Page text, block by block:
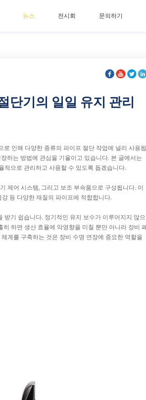
뉴스 전시회 문의하기
단기의 일일 유지 관리
인해 다양한 종류의 파이프 절단 작업에 널리 사용됩
하는 방법에 관심을 기울이고 있습니다. 본 글에서는
적으로 관리하고 사용할 수 있도록 돕겠습니다.
제어 시스템, 그리고 보조 부속품으로 구성됩니다. 이
등 다양한 재질의 파이프에 적합합니다.
받기 쉽습니다. 정기적인 유지 보수가 이루어지지 않으
하면 생산 효율에 악영향을 미칠 뿐만 아니라 장비 폐
계를 구축하는 것은 장비 수명 연장에 중요한 역할을